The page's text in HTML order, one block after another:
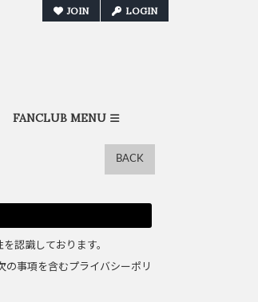
FANCLUB MENU
JOIN LOGIN
BACK
認識しております。
事項を含むプライバシーポリ